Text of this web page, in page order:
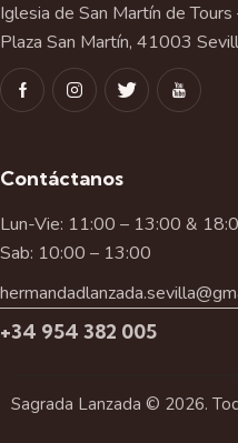
Iglesia de San Martín de
Plaza San Martín, 41003
Contáctanos
Lun-Vie: 11:00 – 13:00 &
Sab: 10:00 – 13:00
+34 954 382 005
Sagrada Lanzada © 2026.